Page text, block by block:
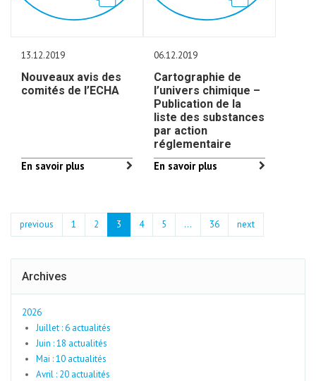
13.12.2019
Nouveaux avis des
comités de l’ECHA
En savoir plus
06.12.2019
Cartographie de
l’univers chimique –
Publication de la
liste des substances
par action
réglementaire
En savoir plus
previous 1 2 3 4 5 … 36 next
Archives
2026
Juillet : 6 actualités
Juin : 18 actualités
Mai : 10 actualités
Avril : 20 actualités